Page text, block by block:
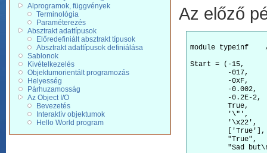
Alprogramok, függvények
Terminológia
Paraméterezés
Absztrakt adattípusok
Előredefiniált absztrakt típusok
Absztrakt adattípusok definiálása
Sablonok
Kivételkezelés
Objektumorientált programozás
Helyesség
Párhuzamosság
Az Object I/O
Bevezetés
Interaktív objektumok
Hello World program
Az előző
module typeinf
Start = (-15,
         -017,
         -0xF,
         -0.002,
         -0.2E-2,
         True,
         '\"',
         '\x22',
         ['True'],
         "True",
"Sad